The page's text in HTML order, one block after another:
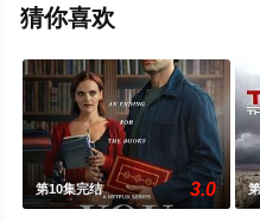
揭晓（1-1全集），手机免
信息可移步至豆瓣电视剧、
猜你喜欢
第10集完结 3.0